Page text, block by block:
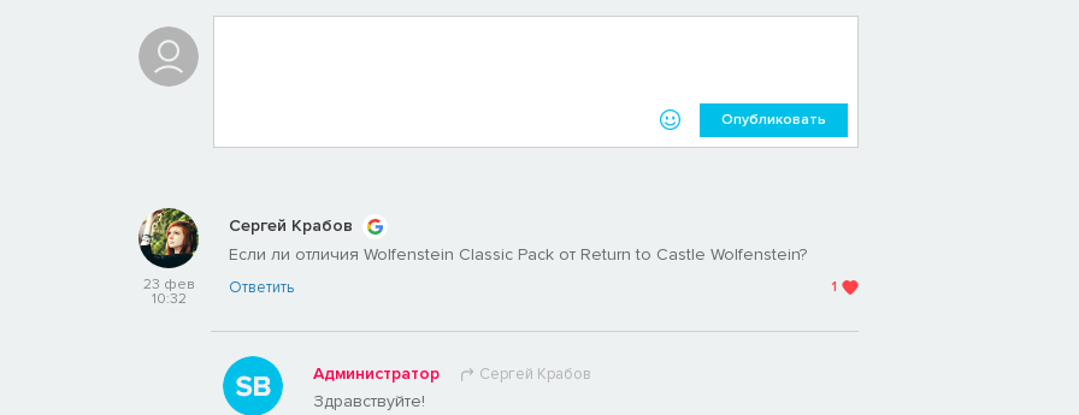
Опубликовать
23 фев
10:32
Сергей Крабов
Если ли отличия Wolfenstein Classic Pack от Return to Castle Wolfenstein?
Ответить 1
Администратор Сергей Крабов
Здравствуйте!